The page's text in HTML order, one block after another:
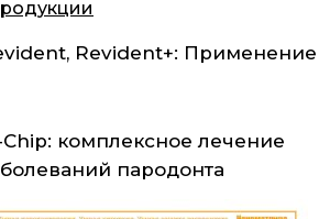
Revident+: Применение
Chip: комплексное лечение
пародонта